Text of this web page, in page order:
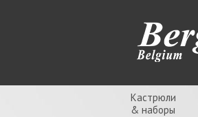
Кастрюли
& наборы